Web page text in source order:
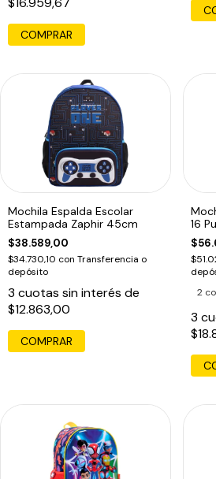
COMPRAR
Mochila Espalda Escolar
Estampada Zaphir 45cm
$38.589,00
$34.730,10 con Transferencia o
depósito
3 cuotas sin interés de
$12.863,00
COMPRAR
16
2
3